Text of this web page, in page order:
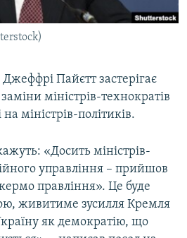
Пайєтт застерігає
міністрів-технократів
міністрів-політиків.
«Досить міністрів-
управління – прийшов
правління». Це буде
живитиме зусилля Кремля
як демократію, що